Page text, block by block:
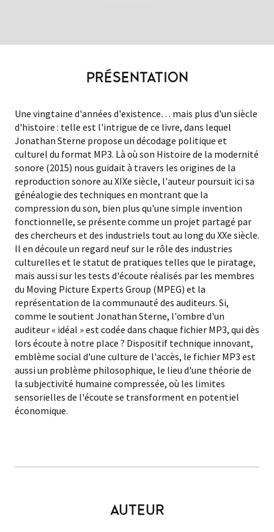
PRÉSENTATION
Une vingtaine d'années d'existence… mais plus d'un siècle
d'histoire : telle est l'intrigue de ce livre, dans lequel
Jonathan Sterne propose un décodage politique et
culturel du format MP3. Là où son Histoire de la modernité
sonore (2015) nous guidait à travers les origines de la
reproduction sonore au XIXe siècle, l'auteur poursuit ici sa
généalogie des techniques en montrant que la
compression du son, bien plus qu'une simple invention
fonctionnelle, se présente comme un projet partagé par
des chercheurs et des industriels tout au long du XXe siècle.
Il en découle un regard neuf sur le rôle des industries
culturelles et le statut de pratiques telles que le piratage,
mais aussi sur les tests d'écoute réalisés par les membres
du Moving Picture Experts Group (MPEG) et la
représentation de la communauté des auditeurs. Si,
comme le soutient Jonathan Sterne, l'ombre d'un
auditeur « idéal » est codée dans chaque fichier MP3, qui dès
lors écoute à notre place ? Dispositif technique innovant,
emblème social d'une culture de l'accès, le fichier MP3 est
aussi un problème philosophique, le lieu d'une théorie de
la subjectivité humaine compressée, où les limites
sensorielles de l'écoute se transforment en potentiel
économique.
AUTEUR